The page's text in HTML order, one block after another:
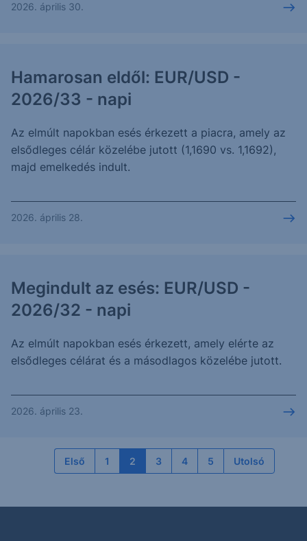
2026. április 30.
Hamarosan eldől: EUR/USD -
2026/33 - napi
Az elmúlt napokban esés érkezett a piacra, amely az
elsődleges célár közelébe jutott (1,1690 vs. 1,1692),
majd emelkedés indult.
2026. április 28.
Megindult az esés: EUR/USD -
2026/32 - napi
Az elmúlt napokban esés érkezett, amely elérte az
elsődleges célárat és a másodlagos közelébe jutott.
2026. április 23.
Első 1 2 3 4 5 Utolsó